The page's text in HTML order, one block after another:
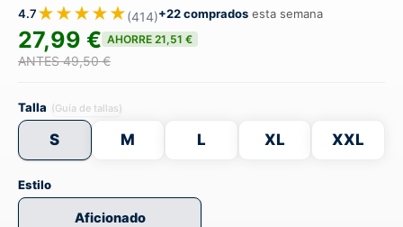
4.7★★★★★(414)+22 comprados esta semana
27,99 € AHORRE 21,51 €
ANTES 49,50 €
Talla (Guía de tallas)
S M L XL XXL
Estilo
Aficionado